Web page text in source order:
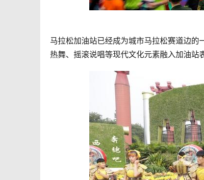
马拉松加油站已经成为城市马拉松赛道边
热舞、摇滚说唱等现代文化元素融入加油站